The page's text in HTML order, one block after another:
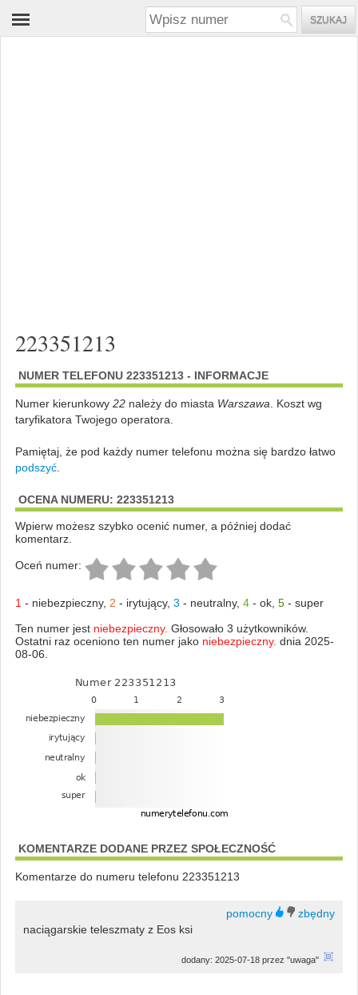
223351213
NUMER TELEFONU 223351213 - INFORMACJE
Numer kierunkowy 22należy do miasta Warszawa . Koszt wg
taryfikatora Twojego operatora.
Pamiętaj, że pod każdy numer telefonu można się bardzo łatwo
podszyć.
OCENA NUMERU: 223351213
Wpierw możesz szybko ocenić numer, a później dodać
komentarz.
Oceń numer:
1 - niebezpieczny, 2 - irytujący, 3 - neutralny, 4- ok, 5- super
Ten numer jest niebezpieczny. Głosowało 3 użytkowników.
Ostatni raz oceniono ten numer jako niebezpieczny. dnia 2025-
08-06.
KOMENTARZE DODANE PRZEZ SPOŁECZNOŚĆ
Komentarze do numeru telefonu 223351213
naciągarskie teleszmaty z Eos ksi
dodany: 2025-07-18 przez "uwaga"